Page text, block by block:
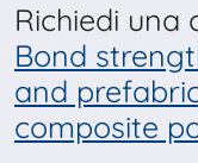
Richiedi una
Bond
and
composite